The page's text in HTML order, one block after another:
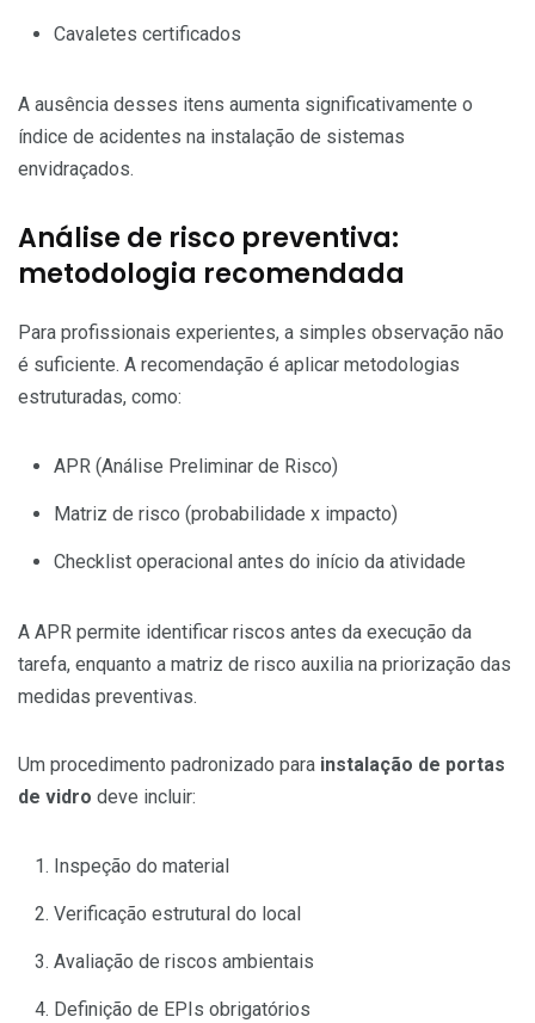
Cavaletes certificados
A ausência desses itens aumenta significativamente o
índice de acidentes na instalação de sistemas
envidraçados.
Análise de risco preventiva:
metodologia recomendada
Para profissionais experientes, a simples observação não
é suficiente. A recomendação é aplicar metodologias
estruturadas, como:
APR (Análise Preliminar de Risco)
Matriz de risco (probabilidade x impacto)
Checklist operacional antes do início da atividade
A APR permite identificar riscos antes da execução da
tarefa, enquanto a matriz de risco auxilia na priorização das
medidas preventivas.
Um procedimento padronizado para instalação de portas
de vidro deve incluir:
Inspeção do material
Verificação estrutural do local
Avaliação de riscos ambientais
Definição de EPIs obrigatórios